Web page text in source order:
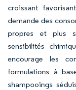
croissant
demande des
propres et plus
sensibilités
encourage les
formulations à
shampooings